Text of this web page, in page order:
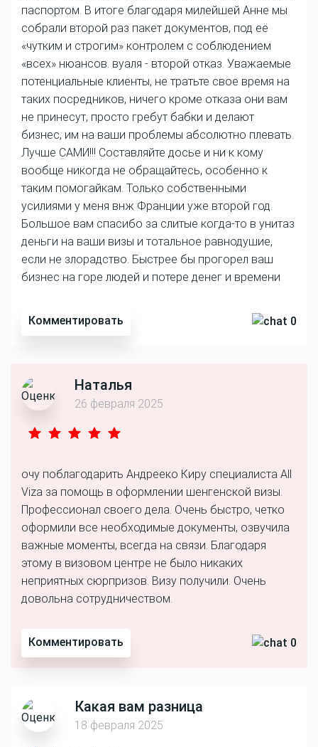
паспортом. В итоге благодаря милейшей Анне мы
собрали второй раз пакет документов, под её
«чутким и строгим» контролем с соблюдением
«всех» нюансов. вуаля - второй отказ. Уважаемые
потенциальные клиенты, не тратьте свое время на
таких посредников, ничего кроме отказа они вам
не принесут, просто гребут бабки и делают
бизнес, им на ваши проблемы абсолютно плевать.
Лучше САМИ!!! Составляйте досье и ни к кому
вообще никогда не обращайтесь, особенно к
таким помогайкам. Только собственными
усилиями у меня внж Франции уже второй год.
Большое вам спасибо за слитые когда-то в унитаз
деньги на ваши визы и тотальное равнодушие,
если не злорадство. Быстрее бы прогорел ваш
бизнес на горе людей и потере денег и времени
Комментировать 0
Наталья
26 февраля 2025
очу поблагодарить Андрееко Киру специалиста All
Viza за помощь в оформлении шенгенской визы.
Профессионал своего дела. Очень быстро, четко
оформили все необходимые документы, озвучила
важные моменты, всегда на связи. Благодаря
этому в визовом центре не было никаких
неприятных сюрпризов. Визу получили. Очень
довольна сотрудничеством.
Комментировать 0
Какая вам разница
18 февраля 2025